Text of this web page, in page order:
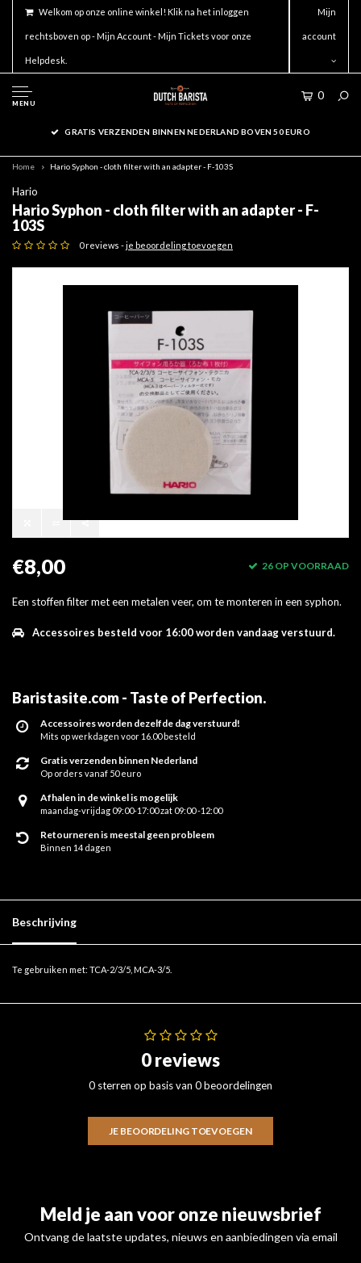
Welkom op onze online winkel! Klik na het inloggen
rechtsboven op - Mijn Account - Mijn Tickets voor onze
Helpdesk.
Mijn
account
MENU
0
GRATIS VERZENDEN BINNEN NEDERLAND BOVEN 50 EURO
Home Hario Syphon - cloth filter with an adapter - F-103S
Hario
Hario Syphon - cloth filter with an adapter - F-
103S
0 reviews -je beoordeling toevoegen
€8,00 26 OP VOORRAAD
Een stoffen filter met een metalen veer, om te monteren in een syphon.
Accessoires besteld voor 16:00 worden vandaag verstuurd.
Baristasite.com - Taste of Perfection.
Accessoires worden dezelfde dag verstuurd!
Mits op werkdagen voor 16.00 besteld
Gratis verzenden binnen Nederland
Op orders vanaf 50 euro
Afhalen in de winkel is mogelijk
maandag-vrijdag 09:00-17:00 zat 09:00 -12:00
Retourneren is meestal geen probleem
Binnen 14 dagen
Beschrijving
Te gebruiken met: TCA-2/3/5, MCA-3/5.
0 reviews
0 sterren op basis van 0 beoordelingen
JE BEOORDELING TOEVOEGEN
Meld je aan voor onze nieuwsbrief
Ontvang de laatste updates, nieuws en aanbiedingen via email